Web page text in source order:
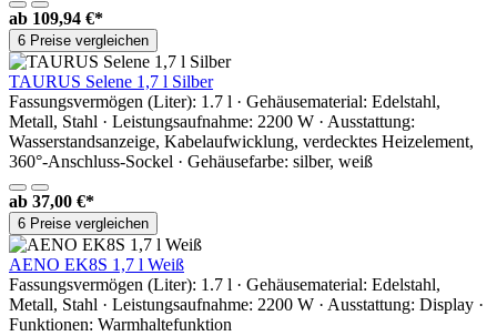
ab 109,94 €*
6 Preise vergleichen
TAURUS Selene 1,7 l Silber
Fassungsvermögen (Liter): 1.7 l · Gehäusematerial: Edelstahl,
Metall, Stahl · Leistungsaufnahme: 2200 W · Ausstattung:
Wasserstandsanzeige, Kabelaufwicklung, verdecktes Heizelement,
360°-Anschluss-Sockel · Gehäusefarbe: silber, weiß
ab 37,00 €*
6 Preise vergleichen
AENO EK8S 1,7 l Weiß
Fassungsvermögen (Liter): 1.7 l · Gehäusematerial: Edelstahl,
Metall, Stahl · Leistungsaufnahme: 2200 W · Ausstattung: Display ·
Funktionen: Warmhaltefunktion